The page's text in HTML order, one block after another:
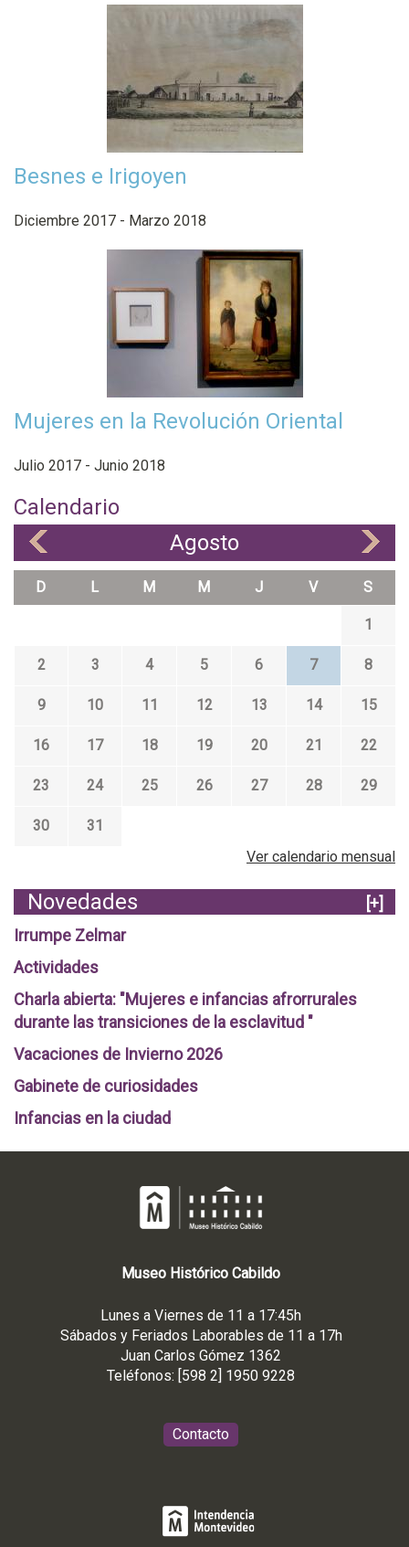
Besnes e Irigoyen
Diciembre 2017 - Marzo 2018
Mujeres en la Revolución Oriental
Julio 2017 - Junio 2018
Calendario
Agosto
D L M M J V S
1
2 3 4 5 6 7 8
9 10 11 12 13 14 15
16 17 18 19 20 21 22
23 24 25 26 27 28 29
30
31
Ver calendario mensual
Novedades
[+]
Irrumpe Zelmar
Actividades
Charla abierta: "Mujeres e infancias afrorrurales
durante las transiciones de la esclavitud "
Vacaciones de Invierno 2026
Gabinete de curiosidades
Infancias en la ciudad
Museo Histórico Cabildo
Lunes a Viernes de 11 a 17:45h
Sábados y Feriados Laborables de 11 a 17h
Juan Carlos Gómez 1362
Teléfonos: [598 2] 1950 9228
Contacto